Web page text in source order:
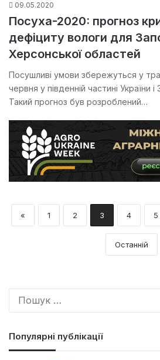
09.05.2020
Посуха-2020: прогноз
дефіциту вологи для
Херсонської областей
Посушливі умови збережуться у
червня у південній частині України і
Такий прогноз був розроблений…
« 1 2 3 4 5
Останній
Популярні публікації